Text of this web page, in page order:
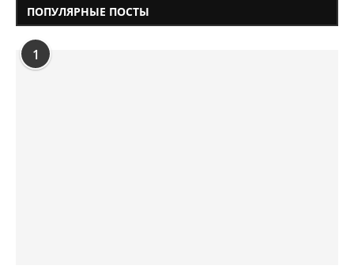
ПОПУЛЯРНЫЕ ПОСТЫ
1